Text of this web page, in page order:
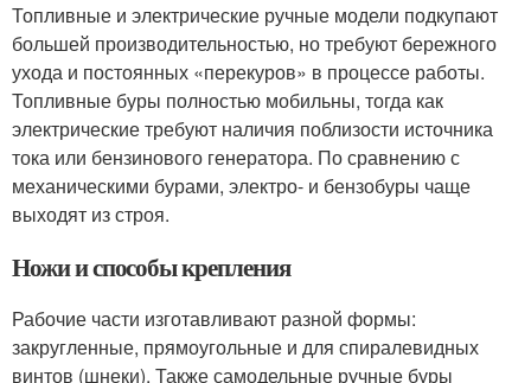
Топливные и электрические ручные модели подкупают
большей производительностью, но требуют бережного
ухода и постоянных «перекуров» в процессе работы.
Топливные буры полностью мобильны, тогда как
электрические требуют наличия поблизости источника
тока или бензинового генератора. По сравнению с
механическими бурами, электро- и бензобуры чаще
выходят из строя.
Ножи и способы крепления
Рабочие части изготавливают разной формы:
закругленные, прямоугольные и для спиралевидных
винтов (шнеки). Также самодельные ручные буры